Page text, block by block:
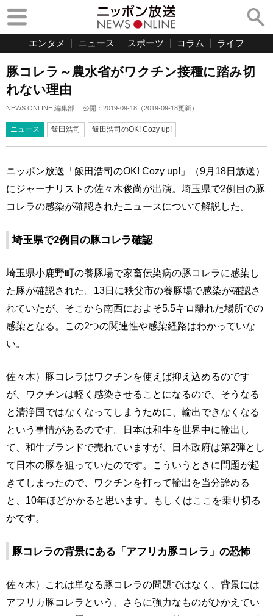
エンタメ ニュース スポーツ コラム ライフ
豚コレラ～農水省がワクチン接種に踏み切
れない理由
NEWS ONLINE 編集部 公開： 2019-09-18 （2019-09-18更新）
ニュース 飯田浩司 飯田浩司のOK! Cozy up!
ニッポン放送「飯田浩司のOK! Cozy up!」（9月18日放送）
にジャーナリストの佐々木俊尚が出演。埼玉県で2例目の豚
コレラの感染が確認されたニュースについて解説した。
埼玉県で2例目の豚コレラ確認
埼玉県小鹿野町の養豚場で家畜伝染病の豚コレラに感染し
た豚が確認された。13日に秩父市の養豚場で感染が確認さ
れていたが、そこから南西におよそ5.5キロ離れた場所での
感染となる。この2つの関連性や感染経路はわかっていな
い。
佐々木）豚コレラはワクチンを使えば抑え込めるのです
が、ワクチンは軽く感染させることになるので、そうなる
と清浄国ではなくなってしまうために、輸出できなくなる
という事情があるのです。日本は和牛を世界中に輸出し
て、和牛ブランドで売れていますが、日本政府は第2弾とし
て日本の豚を狙っていたのです。こういうときに問題が起
きてしまったので、ワクチンを打って輸出を当分諦める
と、10年ほどかかると思います。もしくはここを乗り切る
かです。
豚コレラの背景にある「アフリカ豚コレラ」の恐怖
佐々木）これは単なる豚コレラの問題ではなく、背景には
アフリカ豚コレラという、さらに強力なものがひかえてい